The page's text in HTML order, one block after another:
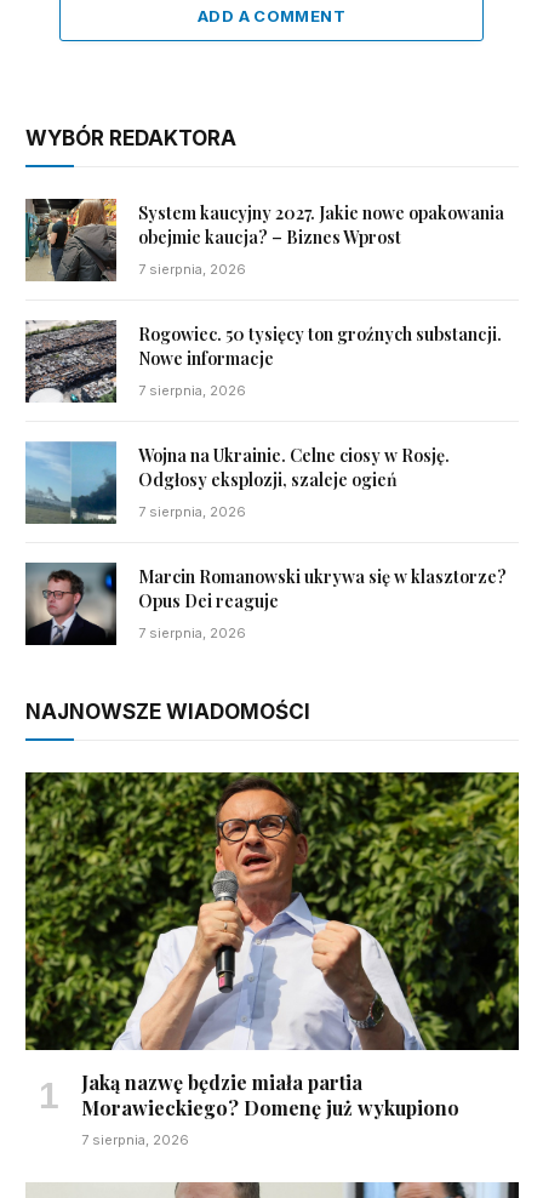
ADD A COMMENT
WYBÓR REDAKTORA
System kaucyjny 2027. Jakie nowe opakowania
obejmie kaucja? – Biznes Wprost
7 sierpnia, 2026
Rogowiec. 50 tysięcy ton groźnych substancji.
Nowe informacje
7 sierpnia, 2026
Wojna na Ukrainie. Celne ciosy w Rosję.
Odgłosy eksplozji, szaleje ogień
7 sierpnia, 2026
Marcin Romanowski ukrywa się w klasztorze?
Opus Dei reaguje
7 sierpnia, 2026
NAJNOWSZE WIADOMOŚCI
Jaką nazwę będzie miała partia
Morawieckiego? Domenę już wykupiono
7 sierpnia, 2026